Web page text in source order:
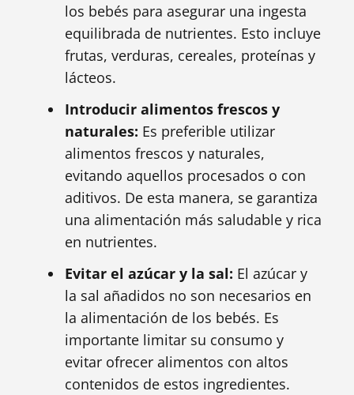
los bebés para asegurar una ingesta
equilibrada de nutrientes. Esto incluye
frutas, verduras, cereales, proteínas y
lácteos.
Introducir alimentos frescos y
naturales: Es preferible utilizar
alimentos frescos y naturales,
evitando aquellos procesados o con
aditivos. De esta manera, se garantiza
una alimentación más saludable y rica
en nutrientes.
Evitar el azúcar y la sal: El azúcar y
la sal añadidos no son necesarios en
la alimentación de los bebés. Es
importante limitar su consumo y
evitar ofrecer alimentos con altos
contenidos de estos ingredientes.